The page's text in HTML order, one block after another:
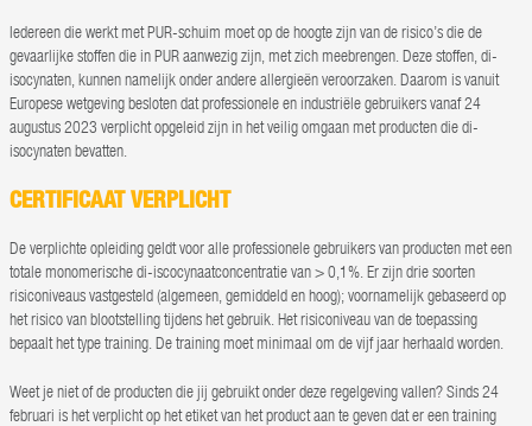
Iedereen die werkt met PUR-schuim moet op de hoogte zijn van de risico’s die de
gevaarlijke stoffen die in PUR aanwezig zijn, met zich meebrengen. Deze stoffen, di-
isocynaten, kunnen namelijk onder andere allergieën veroorzaken. Daarom is vanuit
Europese wetgeving besloten dat professionele en industriële gebruikers vanaf 24
augustus 2023 verplicht opgeleid zijn in het veilig omgaan met producten die di-
isocynaten bevatten.
CERTIFICAAT VERPLICHT
De verplichte opleiding geldt voor alle professionele gebruikers van producten met een
totale monomerische di-iscocynaatconcentratie van > 0,1%. Er zijn drie soorten
risiconiveaus vastgesteld (algemeen, gemiddeld en hoog); voornamelijk gebaseerd op
het risico van blootstelling tijdens het gebruik. Het risiconiveau van de toepassing
bepaalt het type training. De training moet minimaal om de vijf jaar herhaald worden.
Weet je niet of de producten die jij gebruikt onder deze regelgeving vallen? Sinds 24
februari is het verplicht op het etiket van het product aan te geven dat er een training